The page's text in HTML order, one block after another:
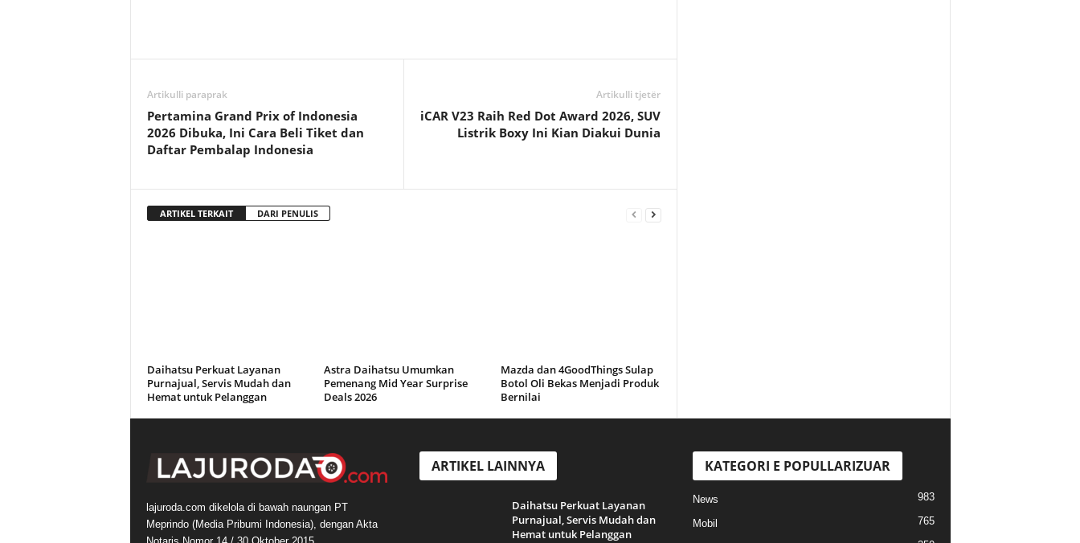
Artikulli paraprak
Pertamina Grand Prix of Indonesia
2026 Dibuka, Ini Cara Beli Tiket dan
Daftar Pembalap Indonesia
Artikulli tjetër
iCAR V23 Raih Red Dot Award 2026, SUV
Listrik Boxy Ini Kian Diakui Dunia
ARTIKEL TERKAIT DARI PENULIS
Daihatsu Perkuat Layanan
Purnajual, Servis Mudah dan
Hemat untuk Pelanggan
Astra Daihatsu Umumkan
Pemenang Mid Year Surprise
Deals 2026
Mazda dan 4GoodThings Sulap
Botol Oli Bekas Menjadi Produk
Bernilai
lajuroda.com dikelola di bawah naungan PT
Meprindo (Media Pribumi Indonesia), dengan Akta
ARTIKEL LAINNYA
Daihatsu Perkuat Layanan
Purnajual, Servis Mudah dan
Hemat untuk Pelanggan
KATEGORI E POPULLARIZUAR
News 983
Mobil 765